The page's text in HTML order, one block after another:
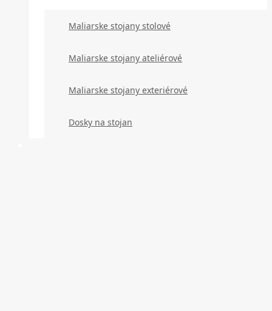
Maliarske stojany stolové
Maliarske stojany ateliérové
Maliarske stojany exteriérové
Dosky na stojan